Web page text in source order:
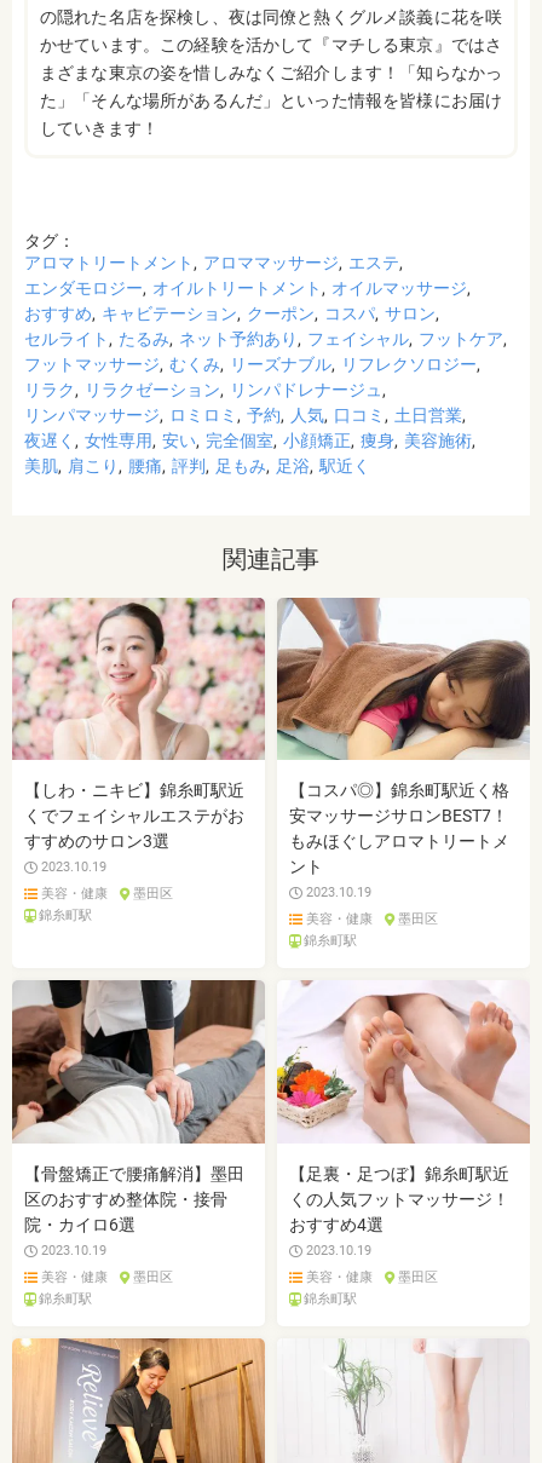
の隠れた名店を探検し、夜は同僚と熱くグルメ談義に花を咲
かせています。この経験を活かして『マチしる東京』ではさ
まざまな東京の姿を惜しみなくご紹介します！「知らなかっ
た」「そんな場所があるんだ」といった情報を皆様にお届け
していきます！
タグ：
アロマトリートメント
アロママッサージ
エステ
エンダモロジー
オイルトリートメント
オイルマッサージ
おすすめ
キャビテーション クーポン コスパ サロン
セルライト
たるみ ネット予約あり フェイシャル フットケア
フットマッサージ むくみ リーズナブル
リフレクソロジー
リラク
リラクゼーション
リンパドレナージュ
リンパマッサージ
ロミロミ 予約 人気 口コミ
土日営業
夜遅く
女性専用 安い 完全個室 小顔矯正 痩身 美容施術
美肌
肩こり 腰痛 評判 足もみ 足浴 駅近く
関連記事
【しわ・ニキビ】錦糸町駅近
くでフェイシャルエステがお
すすめのサロン3選
2023.10.19
美容・健康
墨田区
錦糸町駅
【コスパ◎】錦糸町駅近く格
安マッサージサロンBEST7！
もみほぐしアロマトリートメ
ント
2023.10.19
美容・健康
墨田区
錦糸町駅
【骨盤矯正で腰痛解消】墨田
区のおすすめ整体院・接骨
院・カイロ6選
2023.10.19
美容・健康
墨田区
錦糸町駅
【足裏・足つぼ】錦糸町駅近
くの人気フットマッサージ！
おすすめ4選
2023.10.19
美容・健康
墨田区
錦糸町駅